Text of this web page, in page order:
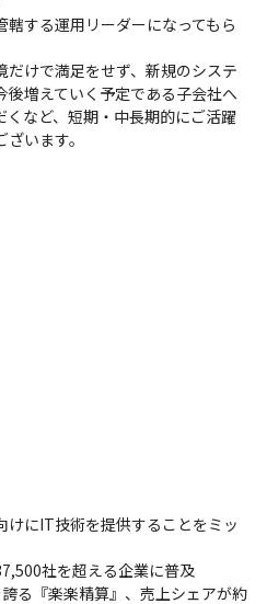
する運用リーダーになってもら
だけで満足をせず、新規のシステ
増えていく予定である子会社へ
など、短期・中長期的にご活躍
います。
にIT技術を提供することをミッ
社を超える企業に普及
る『楽楽精算』、売上シェアが約